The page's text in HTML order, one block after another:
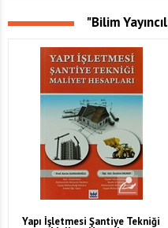
"Bilim
Yapı İşletmesi Şantiye Tekniği